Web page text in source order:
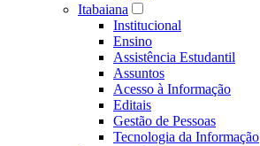
Itabaiana
Institucional
Ensino
Assistência Estudantil
Assuntos
Acesso à Informação
Editais
Gestão de Pessoas
Tecnologia da Informação